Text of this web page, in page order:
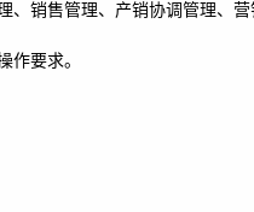
、销售管理、产销协调管理、营
作要求。